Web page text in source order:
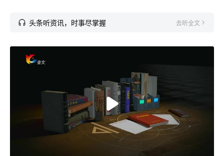
头条听资讯，时事尽掌握 去听全文